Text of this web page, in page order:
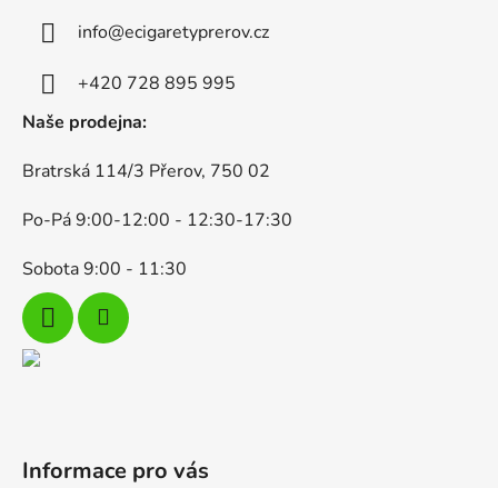
info@ecigaretyprerov.cz
+420 728 895 995
Naše prodejna:
Bratrská 114/3 Přerov, 750 02
Po-Pá 9:00-12:00 - 12:30-17:30
Sobota 9:00 - 11:30
Informace pro vás